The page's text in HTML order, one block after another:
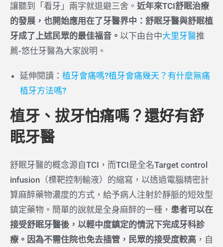
讓聽到「看牙」兩字就退避三舍。 近年來TCI舒眠治療
的發展，也開始應用在了牙醫界中：舒眠牙醫與舒眠植
牙成了上述民眾的最佳福音。 以下由台中大里牙醫推
薦-悠仕牙醫為大家說明。
延伸閱讀： 植牙會痛嗎?植牙會痛幾天？有什麼無痛
植牙方法嗎?
植牙、拔牙怕痛嗎？還好有舒
眠牙醫
舒眠牙醫的概念源自TCI，而TCI是全名Target control
infusion（標靶控制輸液）的縮寫，以透過電腦精密計
算麻醉藥物濃度的方式，給予病人注射於靜脈的短效型
鎮定藥物。簡單的說就是全身麻醉的一種， 患者可以在
接受舒眠牙醫後，以輕中度鎮定的情況下完成牙科診
療。因為不需住院也免去插管，民眾的接受度較高 ，自